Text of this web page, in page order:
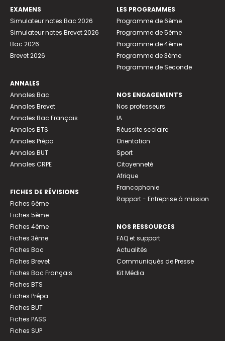
EXAMENS
Simulateur notes Bac 2026
Simulateur notes Brevet 2026
Bac 2026
Brevet 2026
ANNALES
Annales Bac
Annales Brevet
Annales Bac Français
Annales BTS
Annales Prépa
Annales BUT
Annales CRPE
FICHES DE RÉVISIONS
Fiches 6ème
Fiches 5ème
Fiches 4ème
Fiches 3ème
Fiches Bac
Fiches Brevet
Fiches Bac Français
Fiches BTS
Fiches Prépa
Fiches BUT
Fiches PASS
Fiches SUP
LES PROGRAMMES
Programme de 6ème
Programme de 5ème
Programme de 4ème
Programme de 3ème
Programme de Seconde
NOS ENGAGEMENTS
Nos professeurs
IA
Réussite scolaire
Orientation
Sport
Citoyenneté
Afrique
Francophonie
Rapport - Entreprise à mission
NOS RESSOURCES
FAQ et support
Actualités
Communiqués de Presse
Kit Média